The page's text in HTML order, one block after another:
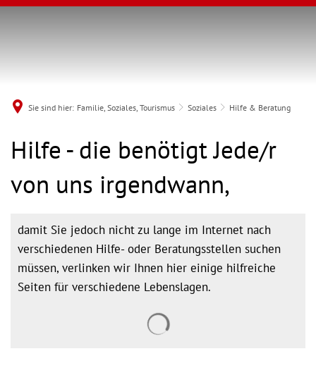
Sie sind hier: Familie, Soziales, Tourismus Soziales Hilfe & Beratung
Hilfe
Beratung
Hilfe - die benötigt Jede/r
von uns irgendwann,
damit Sie jedoch nicht zu lange im Internet nach
verschiedenen Hilfe- oder Beratungsstellen suchen
müssen, verlinken wir Ihnen hier einige hilfreiche
Seiten für verschiedene Lebenslagen.